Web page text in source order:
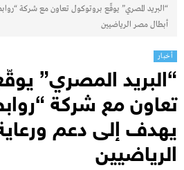
“البريد المصري” يوقّع بروتوكول تعاون مع شركة
أبطال مصر الرياضيين
أخبار
“البريد المصري”
تعاون مع شركة
يهدف إلى دعم
الرياضيين